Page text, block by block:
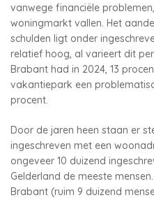
vanwege financiële
woningmarkt vallen. Het
schulden ligt onder
relatief hoog, al varieert dit
Brabant had in 2024, 13
vakantiepark een
procent.
Door de jaren heen staan er
ingeschreven met een
ongeveer 10 duizend
Gelderland de meeste
Brabant (ruim 9 duizend